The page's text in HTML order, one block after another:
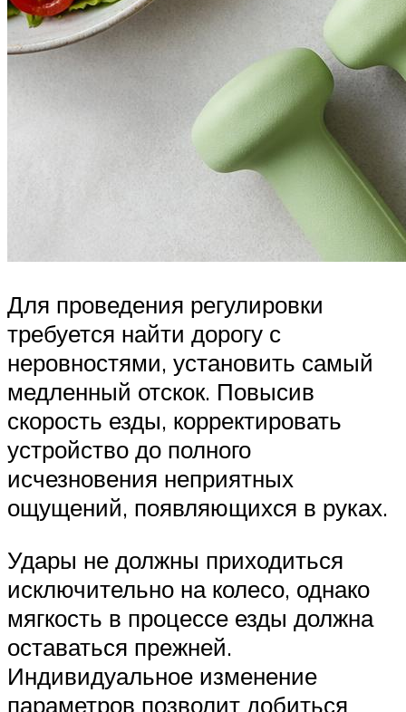
Для проведения регулировки
требуется найти дорогу с
неровностями, установить самый
медленный отскок. Повысив
скорость езды, корректировать
устройство до полного
исчезновения неприятных
ощущений, появляющихся в руках.
Удары не должны приходиться
исключительно на колесо, однако
мягкость в процессе езды должна
оставаться прежней.
Индивидуальное изменение
параметров позволит добиться